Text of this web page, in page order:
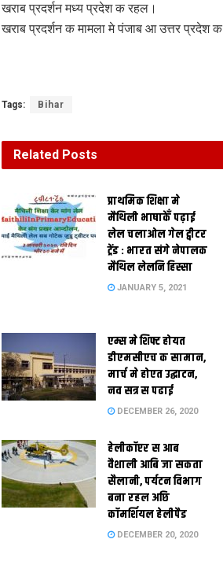
खराब प्रदर्शन मध्य प्रदेश क रहल।
खराब प्रदर्शन क मामला मे पंजाब आ उत्तर प्रदेश
Tags: Bihar
Related Posts
प्राथमिक शि‍क्षा मे
मैथि‍ली भाषाकेँ पढ़ाई
लेल चलाओल गेल ट्वीटर
ट्रेंड : भारत संगे नेपालक
मैथिल लेलनि हिस्सा
JANUARY 5, 2021
एम्स मे शिफ्ट होयत
डीएमसीएच क सामान,
मार्च मे होएत उद्घाटन,
नव सत्र स पढाई
DECEMBER 26, 2020
हेलीकॉप्टर स आब
वैशाली आबि जा सकता
सैलानी, पर्यटन विभाग
बना रहल अछि
कॉमर्शियल हेलीपैड
DECEMBER 20, 2020